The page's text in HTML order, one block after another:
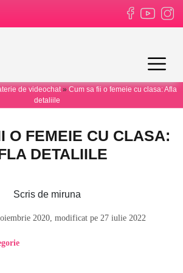
de videochat» Cum sa fii o femeie cu clasa: Afla
detaliile
O FEMEIE CU CLASA:
DETALIILE
Scris de miruna
2020, modificat pe 27 iulie 2022